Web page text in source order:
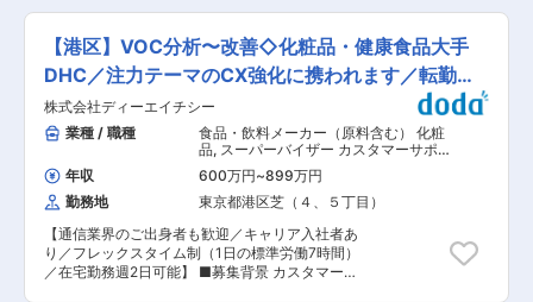
魅力 ◎ユーザーから得た洞察をもとに、セールス
しています。 ◎ユーザーの課題解決を目指し、
Greenfile.workのサービスを改善しています。 変
更の範囲：会社の定める業務
い合わせ・提案／打合せ要望・取り付け方法・線
材・コネクタに関する相談：各1％ ＜対応の特徴
＞ クレームや苦言は少なく、商品仕様や施工時の
設定など、技術的な問い合わせが中心です 問い合
わせ内容に応じて、 ・担当者で対応可能な内容は
その場で対応 ・詳細な内容は社員または嘱託社員
が対応 ・専門的な内容は、開発本部・エンジニア
リング本部など関係部署へ連携 といった形で段階
的に対応します。 ★このポジションの特徴・魅力
★ ・DX本部所属として、顧客対応を「業務」で
はなく「価値」に変えていく立ち位置 ・
CRM（Salesforce）やMicrosoft 365、生成AIな
どのデジタルツールを活用した業務改善に関われ
注」「顧客管理」の3組織を統合し、2025年7月
に立ち上げられたばかりの新組織です。このたび
は組織強化に伴う募集となります。 ■業務内容
業務委託ベンダーのマネジメント（トレーニング
提供、応対サポート含む） 電話、Webフォーム
（メール）、郵便/宅配物、SNS等、各種消費者
向け対応チャネルの提供・管理 関係部門と連携
し、お客様とのエンゲージメント強化のための施
策を推進 コンタクトセンターに関わる品質・コン
プライアンス要件の遵守 業務プロセスの見直し・
提案・実行 CX向上プロジェクトの推進 お客様の
声の傾向・インサイトの抽出とレポート作成 その
他関連業務全般 ■組織構成 カスタマーサポート
ユニットの配下に、オペレーショングループと
CSプロフェッショナルグループが存在します。
【港区】VOC分析〜改善◇化粧品・健康食品大手
DHC／注力テーマのCX強化に携われます／転勤無
し
株式会社ディーエイチシー
業種 / 職種
食品・飲料メーカー（原料含む） 化粧
品, スーパーバイザー カスタマーサポ
ート・ユーザーサポート・オペレータ
年収 600万円~899万円
勤務地
東京都港区芝（４、５丁目）
【通信業界のご出身者も歓迎／キャリア入社者あ
り／フレックスタイム制（1日の標準労働7時間）
／在宅勤務週2日可能】 ■募集背景 カスタマーサ